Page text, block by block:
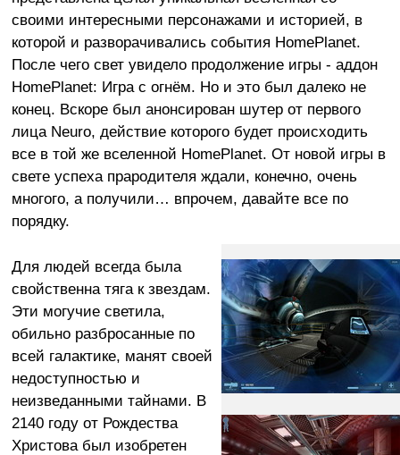
своими интересными персонажами и историей, в
которой и разворачивались события HomePlanet.
После чего свет увидело продолжение игры - аддон
HomePlanet: Игра с огнём. Но и это был далеко не
конец. Вскоре был анонсирован шутер от первого
лица Neuro, действие которого будет происходить
все в той же вселенной HomePlanet. От новой игры в
свете успеха прародителя ждали, конечно, очень
многого, а получили… впрочем, давайте все по
порядку.
Для людей всегда была
свойственна тяга к звездам.
Эти могучие светила,
обильно разбросанные по
всей галактике, манят своей
недоступностью и
неизведанными тайнами. В
2140 году от Рождества
Христова был изобретен